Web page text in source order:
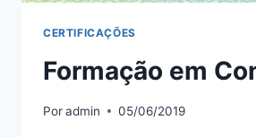
CERTIFICAÇÕES
Formação em
Poradmin 05/06/2019